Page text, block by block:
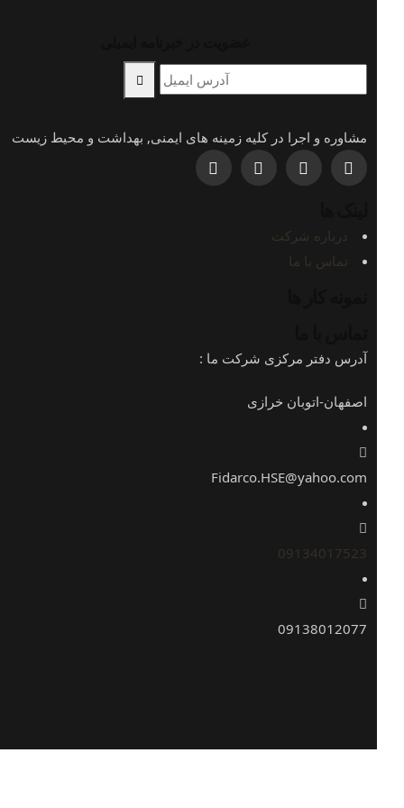
مشاوره و اجرا در کلیه زمینه های ایمنی, بهداشت و محیط زیست
درباره شرکت
تماس با ما
آدرس دفتر مرکزی شرکت ما :
اصفهان-اتوبان خرازی
Fidarco.HSE@yahoo.com
09134017523
09138012077